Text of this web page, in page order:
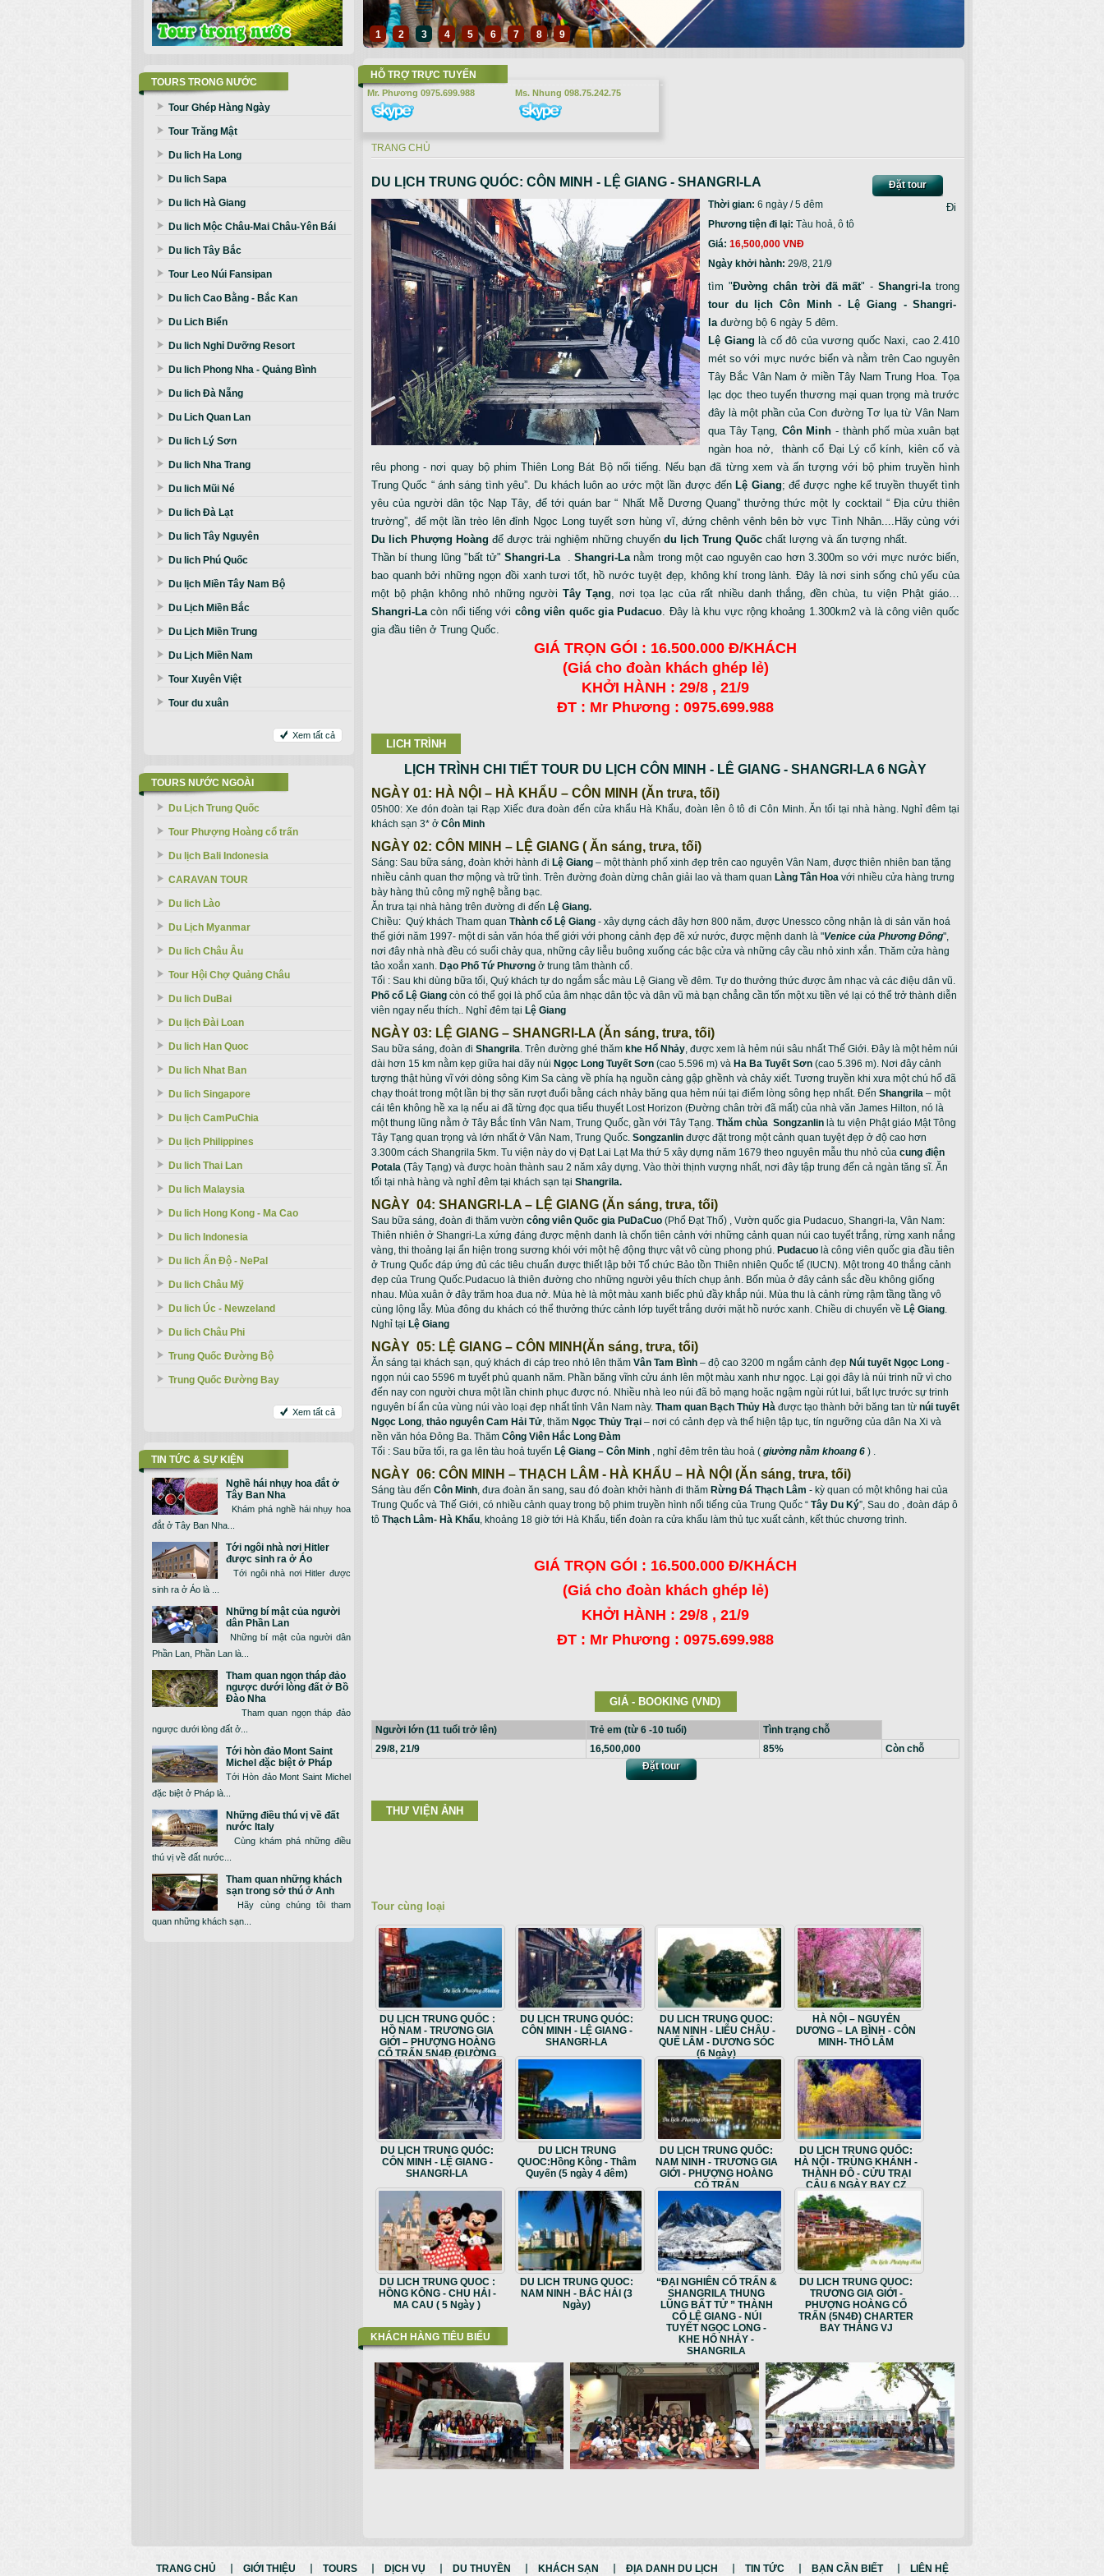
TOURS TRONG NƯỚC
Tour Ghép Hàng Ngày
Tour Trăng Mật
Du lich Ha Long
Du lich Sapa
Du lich Hà Giang
Du lich Mộc Châu-Mai Châu-Yên Bái
Du lich Tây Bắc
Tour Leo Núi Fansipan
Du lich Cao Bằng - Bắc Kan
Du Lich Biển
Du lich Nghỉ Dưỡng Resort
Du lich Phong Nha - Quảng Bình
Du lich Đà Nẵng
Du Lich Quan Lan
Du lich Lý Sơn
Du lich Nha Trang
Du lich Mũi Né
Du lich Đà Lạt
Du lich Tây Nguyên
Du lich Phú Quốc
Du lịch Miền Tây Nam Bộ
Du Lịch Miền Bắc
Du Lịch Miền Trung
Du Lịch Miền Nam
Tour Xuyên Việt
Tour du xuân
Xem tất cả
TOURS NƯỚC NGOÀI
Du Lịch Trung Quốc
Tour Phượng Hoàng cổ trấn
Du lịch Bali Indonesia
CARAVAN TOUR
Du lich Lào
Du Lịch Myanmar
Du lich Châu Âu
Tour Hội Chợ Quảng Châu
Du lich DuBai
Du lịch Đài Loan
Du lich Han Quoc
Du lich Nhat Ban
Du lich Singapore
Du lịch CamPuChia
Du lịch Philippines
Du lich Thai Lan
Du lich Malaysia
Du lich Hong Kong - Ma Cao
Du lich Indonesia
Du lich Ấn Độ - NePal
Du lich Châu Mỹ
Du lich Úc - Newzeland
Du lich Châu Phi
Trung Quốc Đường Bộ
Trung Quốc Đường Bay
Xem tất cả
TIN TỨC & SỰ KIỆN
Nghề hái nhụy hoa đắt ở
Tây Ban Nha
Khám phá nghề hái nhụy hoa
đắt ở Tây Ban Nha...
Tới ngôi nhà nơi Hitler
được sinh ra ở Áo
Tới ngôi nhà nơi Hitler được
sinh ra ở Áo là ...
Những bí mật của người
dân Phần Lan
Những bí mật của người dân
Phần Lan, Phần Lan là...
Tham quan ngọn tháp đảo
ngược dưới lòng đất ở Bồ
Đào Nha
Tham quan ngọn tháp đảo
ngược dưới lòng đất ở...
Tới hòn đảo Mont Saint
Michel đặc biệt ở Pháp
Tới Hòn đảo Mont Saint Michel
đặc biệt ở Pháp là...
Những điều thú vị về đất
nước Italy
Cùng khám phá những điều
thú vị về đất nước...
Tham quan những khách
sạn trong sở thú ở Anh
Hãy cùng chúng tôi tham
quan những khách sạn...
1 2 3 4 5 6 7 8 9
HỖ TRỢ TRỰC TUYẾN
Mr. Phương 0975.699.988 Ms. Nhung 098.75.242.75
Bạn đang ở đây
TRANG CHỦ
DU LỊCH TRUNG QUÓC: CÔN MINH - LỆ GIANG - SHANGRI-LA
Đặt tour
Thời gian: 6 ngày / 5 đêm
Phương tiện đi lại: Tàu hoả, ô tô
Giá: 16,500,000 VNĐ
Ngày khởi hành: 29/8, 21/9
Đi
tìm "Đường chân trời đã mất" -Shangri-la trong
tour du lịch Côn Minh - Lệ Giang - Shangri-
la đường bộ 6 ngày 5 đêm.
Lệ Giang là cố đô của vương quốc Naxi, cao 2.410
mét so với mực nước biển và nằm trên Cao nguyên
Tây Bắc Vân Nam ở miền Tây Nam Trung Hoa. Tọa
lạc dọc theo tuyến thương mại quan trọng mà trước
đây là một phần của Con đường Tơ lụa từ Vân Nam
qua Tây Tạng, Côn Minh - thành phố mùa xuân bạt
ngàn hoa nở, thành cổ Đại Lý cổ kính, kiên cố và
rêu phong - nơi quay bộ phim Thiên Long Bát Bộ nổi tiếng. Nếu bạn đã từng xem và ấn tượng với bộ phim truyền hình
Trung Quốc “ ánh sáng tình yêu”. Du khách luôn ao ước một lần được đếnLệ Giang; để được nghe kể truyền thuyết tình
yêu của người dân tộc Nạp Tây, để tới quán bar “ Nhất Mễ Dương Quang” thưởng thức một ly cocktail “ Địa cửu thiên
trường”, để một lần trèo lên đỉnh Ngọc Long tuyết sơn hùng vĩ, đứng chênh vênh bên bờ vực Tình Nhân....Hãy cùng với
Du lich Phượng Hoàng để được trải nghiệm những chuyến du lịch Trung Quốc chất lượng và ấn tượng nhất.
Thần bí thung lũng "bất tử" Shangri-La .Shangri-La nằm trong một cao nguyên cao hơn 3.300m so với mực nước biển,
bao quanh bởi những ngọn đồi xanh tươi tốt, hồ nước tuyệt đẹp, không khí trong lành. Đây là nơi sinh sống chủ yếu của
một bộ phận không nhỏ những ngườiTây Tạng , nơi tọa lạc của rất nhiều danh thắng, đền chùa, tu viện Phật giáo…
Shangri-La còn nổi tiếng với công viên quốc gia Pudacuo . Đây là khu vực rộng khoảng 1.300km2 và là công viên quốc
gia đầu tiên ở Trung Quốc.
GIÁ TRỌN GÓI : 16.500.000 Đ/KHÁCH
(Giá cho đoàn khách ghép lẻ)
KHỞI HÀNH : 29/8 , 21/9
ĐT : Mr Phương : 0975.699.988
LICH TRÌNH
LỊCH TRÌNH CHI TIẾT TOUR DU LỊCH CÔN MINH - LÊ GIANG - SHANGRI-LA 6 NGÀY
NGÀY 01: HÀ NỘI – HÀ KHẨU – CÔN MINH (Ăn trưa, tối)
05h00: Xe đón đoàn tại Rạp Xiếc đưa đoàn đến cửa khẩu Hà Khẩu, đoàn lên ô tô đi Côn Minh. Ăn tối tại nhà hàng. Nghỉ đêm tại
khách sạn 3* ở Côn Minh
NGÀY 02: CÔN MINH – LỆ GIANG ( Ăn sáng, trưa, tối)
Sáng: Sau bữa sáng, đoàn khởi hành đi Lệ Giang – một thành phố xinh đẹp trên cao nguyên Vân Nam, được thiên nhiên ban tặng
nhiều cảnh quan thơ mộng và trữ tình. Trên đường đoàn dừng chân giải lao và tham quan Làng Tân Hoa với nhiều cửa hàng trưng
bày hàng thủ công mỹ nghệ bằng bạc.
Ăn trưa tại nhà hàng trên đường đi đến Lệ Giang.
Chiều: Quý khách Tham quan Thành cổ Lệ Giang - xây dựng cách đây hơn 800 năm, được Unessco công nhận là di sản văn hoá
thế giới năm 1997- một di sản văn hóa thế giới với phong cảnh đẹp đẽ xứ nước, được mệnh danh là "Venice của Phương Đông",
nơi đây nhà nhà đều có suối chảy qua, những cây liễu buông xuống các bậc cửa và những cây cầu nhỏ xinh xắn. Thăm cửa hàng
tảo xoắn xanh. Dạo Phố Tứ Phương ở trung tâm thành cổ.
Tối : Sau khi dùng bữa tối, Quý khách tự do ngắm sắc màu Lệ Giang về đêm. Tự do thưởng thức được âm nhạc và các điệu dân vũ.
Phố cổ Lệ Giang còn có thể gọi là phố của âm nhạc dân tộc và dân vũ mà bạn chẳng cần tốn một xu tiền vé lại có thể trở thành diễn
viên ngay nếu thích.. Nghỉ đêm tại Lệ Giang
NGÀY 03: LỆ GIANG – SHANGRI-LA (Ăn sáng, trưa, tối)
Sau bữa sáng, đoàn đi Shangrila. Trên đường ghé thăm khe Hổ Nhảy, được xem là hẻm núi sâu nhất Thế Giới. Đây là một hẻm núi
dài hơn 15 km nằm kẹp giữa hai dãy núi Ngọc Long Tuyết Sơn (cao 5.596 m) và Ha Ba Tuyết Sơn (cao 5.396 m). Nơi đây cảnh
tượng thật hùng vĩ với dòng sông Kim Sa càng về phía hạ nguồn càng gập ghềnh và chảy xiết. Tương truyền khi xưa một chú hổ đã
chạy thoát trong một lần bị thợ săn rượt đuổi bằng cách nhảy băng qua hẻm núi tại điểm lòng sông hẹp nhất. Đến Shangrila – một
cái tên không hề xa lạ nếu ai đã từng đọc qua tiểu thuyết Lost Horizon (Đường chân trời đã mất) của nhà văn James Hilton, nó là
một thung lũng nằm ở Tây Bắc tỉnh Vân Nam, Trung Quốc, gần với Tây Tạng. Thăm chùa Songzanlin là tu viện Phật giáo Mật Tông
Tây Tạng quan trọng và lớn nhất ở Vân Nam, Trung Quốc. Songzanlin được đặt trong một cảnh quan tuyệt đẹp ở độ cao hơn
3.300m cách Shangrila 5km. Tu viện này do vị Đạt Lai Lạt Ma thứ 5 xây dựng năm 1679 theo nguyên mẫu thu nhỏ của cung điện
Potala (Tây Tạng) và được hoàn thành sau 2 năm xây dựng. Vào thời thịnh vượng nhất, nơi đây tập trung đến cả ngàn tăng sĩ. Ăn
tối tại nhà hàng và nghỉ đêm tại khách sạn tại Shangrila.
NGÀY 04: SHANGRI-LA – LỆ GIANG (Ăn sáng, trưa, tối)
Sau bữa sáng, đoàn đi thăm vườn công viên Quốc gia PuDaCuo (Phổ Đạt Thố) , Vườn quốc gia Pudacuo, Shangri-la, Vân Nam:
Thiên nhiên ở Shangri-La xứng đáng được mệnh danh là chốn tiên cảnh với những cảnh quan núi cao tuyết trắng, rừng xanh nắng
vàng, thi thoảng lại ẩn hiện trong sương khói với một hệ động thực vật vô cùng phong phú. Pudacuo là công viên quốc gia đầu tiên
ở Trung Quốc đáp ứng đủ các tiêu chuẩn được thiết lập bởi Tổ chức Bảo tồn Thiên nhiên Quốc tế (IUCN). Một trong 40 thắng cảnh
đẹp của Trung Quốc.Pudacuo là thiên đường cho những người yêu thích chụp ảnh. Bốn mùa ở đây cảnh sắc đều không giống
nhau. Mùa xuân ở đây trăm hoa đua nở. Mùa hè là một màu xanh biếc phủ đầy khắp núi. Mùa thu là cảnh rừng rậm tầng tầng vô
cùng lộng lẫy. Mùa đông du khách có thể thưởng thức cảnh lớp tuyết trắng dưới mặt hồ nước xanh. Chiều di chuyển về Lệ Giang.
Nghỉ tại Lệ Giang
NGÀY 05: LỆ GIANG – CÔN MINH(Ăn sáng, trưa, tối)
Ăn sáng tại khách sạn, quý khách đi cáp treo nhỏ lên thăm Vân Tam Bình – độ cao 3200 m ngắm cảnh đẹp Núi tuyết Ngọc Long -
ngọn núi cao 5596 m tuyết phủ quanh năm. Phần băng vĩnh cửu ánh lên một màu xanh như ngọc. Lại gọi đây là núi trinh nữ vì cho
đến nay con người chưa một lần chinh phục được nó. Nhiều nhà leo núi đã bỏ mạng hoặc ngậm ngùi rút lui, bất lực trước sự trinh
nguyên bí ẩn của vùng núi vào loại đẹp nhất tỉnh Vân Nam này. Tham quan Bạch Thủy Hà được tạo thành bởi băng tan từ núi tuyết
Ngọc Long, thảo nguyên Cam Hải Tử, thăm Ngọc Thủy Trại – nơi có cảnh đẹp và thể hiện tập tục, tín ngưỡng của dân Na Xi và
nền văn hóa Đông Ba. Thăm Công Viên Hắc Long Đàm
Tối : Sau bữa tối, ra ga lên tàu hoả tuyến Lệ Giang – Côn Minh , nghỉ đêm trên tàu hoả ( giường nằm khoang 6 ) .
NGÀY 06: CÔN MINH – THẠCH LÂM - HÀ KHẨU – HÀ NỘI (Ăn sáng, trưa, tối)
Sáng tàu đến Côn Minh, đưa đoàn ăn sang, sau đó đoàn khởi hành đi thăm Rừng Ðá Thạch Lâm - kỳ quan có một không hai của
Trung Quốc và Thế Giới, có nhiều cảnh quay trong bộ phim truyền hình nổi tiếng của Trung Quốc “ Tây Du Ký”, Sau do , đoàn đáp ô
tô Thạch Lâm- Hà Khẩu, khoảng 18 giờ tới Hà Khẩu, tiến đoàn ra cửa khẩu làm thủ tục xuất cảnh, kết thúc chương trình.
GIÁ TRỌN GÓI : 16.500.000 Đ/KHÁCH
(Giá cho đoàn khách ghép lẻ)
KHỞI HÀNH : 29/8 , 21/9
ĐT : Mr Phương : 0975.699.988
GIÁ - BOOKING (VND)
Người lớn (11 tuổi trở lên) Trẻ em (từ 6 -10 tuổi)
Tình trạng chỗ
29/8, 21/9
16,500,000 85%
Còn chỗ
Đặt tour
THƯ VIỆN ẢNH
Tour cùng loại
DU LỊCH TRUNG QUỐC :
HỒ NAM - TRƯƠNG GIA
GIỚI – PHƯỢNG HOÀNG
CỔ TRẤN 5N4Đ (ĐƯỜNG
BAY THẲNG)
DU LỊCH TRUNG QUÓC:
CÔN MINH - LỆ GIANG -
SHANGRI-LA
DU LICH TRUNG QUOC:
NAM NINH - LIỄU CHÂU -
QUẾ LÂM - DƯƠNG SÓC
(6 Ngày)
HÀ NỘI – NGUYÊN
DƯƠNG – LA BÌNH - CÔN
MINH- THỔ LÂM
DU LỊCH TRUNG QUÓC:
CÔN MINH - LỆ GIANG -
SHANGRI-LA
DU LICH TRUNG
QUOC:Hồng Kông - Thâm
Quyến (5 ngày 4 đêm)
DU LỊCH TRUNG QUỐC:
NAM NINH - TRƯƠNG GIA
GIỚI - PHƯỢNG HOÀNG
CỔ TRẤN
DU LỊCH TRUNG QUỐC:
HÀ NỘI - TRÙNG KHÁNH -
THÀNH ĐÔ - CỬU TRẠI
CÂU 6 NGÀY BAY CZ
DU LICH TRUNG QUOC :
HỒNG KÔNG - CHU HẢI -
MA CAU ( 5 Ngày )
DU LICH TRUNG QUOC:
NAM NINH - BẮC HẢI (3
Ngày)
“ĐẠI NGHIÊN CỔ TRẤN &
SHANGRILA THUNG
LŨNG BẤT TỬ ” THÀNH
CỔ LỆ GIANG - NÚI
TUYẾT NGỌC LONG -
KHE HỔ NHẢY -
SHANGRILA
DU LICH TRUNG QUOC:
TRƯƠNG GIA GIỚI -
PHƯỢNG HOÀNG CỔ
TRẤN (5N4Đ) CHARTER
BAY THẲNG VJ
KHÁCH HÀNG TIÊU BIỂU
TRANG CHỦ GIỚI THIỆU TOURS DỊCH VỤ DU THUYỀN KHÁCH SẠN ĐỊA DANH DU LỊCH TIN TỨC BẠN CẦN BIẾT LIÊN HỆ